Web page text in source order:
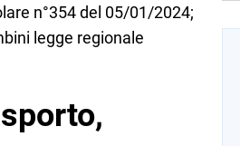
n°354 del 05/01/2024;
legge regionale